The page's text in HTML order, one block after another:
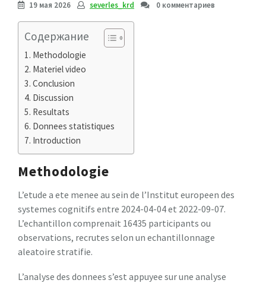
19 мая 2026 severles_krd 0 комментариев
Содержание
Methodologie
Materiel video
Conclusion
Discussion
Resultats
Donnees statistiques
Introduction
Methodologie
L’etude a ete menee au sein de l’Institut europeen des
systemes cognitifs entre 2024-04-04 et 2022-09-07.
L’echantillon comprenait 16435 participants ou
observations, recrutes selon un echantillonnage
aleatoire stratifie.
L’analyse des donnees s’est appuyee sur une analyse